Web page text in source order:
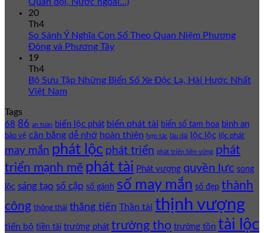
20
Th4
So Sánh Ý Nghĩa Con Số Theo Quan Niệm Phương
Đông và Phương Tây
19
Th4
Bộ Sưu Tập Những Biển Số Xe Độc Lạ, Hài Hước Nhất
Việt Nam
Tags
68 86 an toàn biển lộc phát biển phát tài biển số tam hoa bình an
bảo vệ cân bằng dễ nhớ hoàn thiện hợp tác lâu dài lộc lộc lộc phát
may mắn phát lộc phát triển phát triển bền vững phát
triển mạnh mẽ phát tài Phát vượng quyền lực song
lộc sáng tạo số cặp số gánh số may mắn số đẹp thành
công thông thái thăng tiến Thần tài thịnh vượng
tiến bộ tiền tài trường phát trường thọ trường tồn tài lộc